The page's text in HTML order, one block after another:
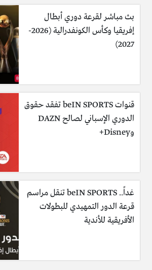
بث مباشر لقرعة دوري أبطال
إفريقيا وكأس الكونفدرالية (2026-
2027)
قنوات beIN SPORTS تفقد حقوق
الدوري الإسباني لصالح DAZN
وDisney+
غداً.. beIN SPORTS تنقل مراسم
قرعة الدور التمهيدي للبطولات
الأفريقية للأندية